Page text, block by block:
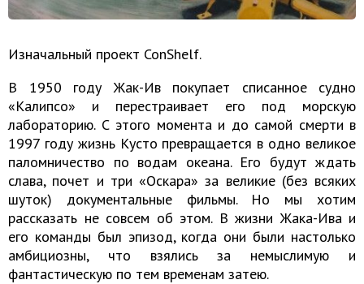
Изначальный проект ConShelf.
В 1950 году Жак-Ив покупает списанное судно
«Калипсо» и перестраивает его под морскую
лабораторию. С этого момента и до самой смерти в
1997 году жизнь Кусто превращается в одно великое
паломничество по водам океана. Его будут ждать
слава, почет и три «Оскара» за великие (без всяких
шуток) документальные фильмы. Но мы хотим
рассказать не совсем об этом. В жизни Жака-Ива и
его команды был эпизод, когда они были настолько
амбициозны, что взялись за немыслимую и
фантастическую по тем временам затею.